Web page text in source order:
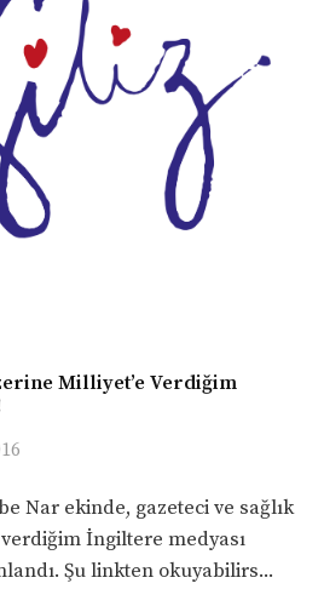
Milliyet’e Verdiğim
Nar ekinde, gazeteci ve sağlık
verdiğim İngiltere medyası
Şu linkten okuyabilirs...